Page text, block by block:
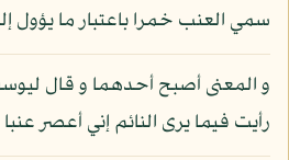
سمي العنب خمرا باعتبار ما يؤول
و المعنى أصبح أحدهما و قال
رأيت فيما يرى النائم إني أعصر